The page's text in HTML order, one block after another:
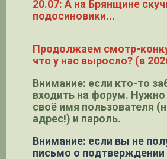
20.07: А на Брянщине
подосиновики...
Продолжаем смотр-
что у нас выросло? (в
Внимание: если кто-то
входить на форум. Нужно
своё имя пользователя
адрес!) и пароль.
Внимание: если вы не
письмо о подтверждении